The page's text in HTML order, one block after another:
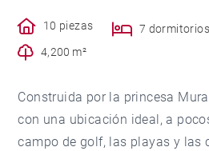
10 piezas
7 dormitorios
4,200 m²
Construida por la princesa
con una ubicación ideal, a
campo de golf, las playas y las